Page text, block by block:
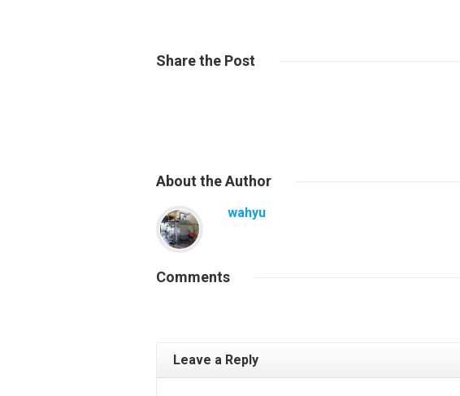
Sharethe Post
About the Author
wahyu
Comments
Leave a Reply